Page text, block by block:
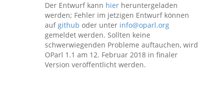
Der Entwurf kann hier heruntergeladen
werden; Fehler im jetzigen Entwurf können
aufgithub oder unter info@oparl.org
gemeldet werden. Sollten keine
schwerwiegenden Probleme auftauchen, wird
OParl 1.1 am 12. Februar 2018 in finaler
Version veröffentlicht werden.